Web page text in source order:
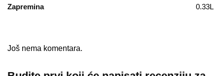
Zapremina 0.33L
Još nema komentara.